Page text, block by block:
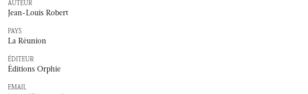
AUTEUR
Jean-Louis Robert
PAYS
La Réunion
ÉDITEUR
Éditions Orphie
EMAIL